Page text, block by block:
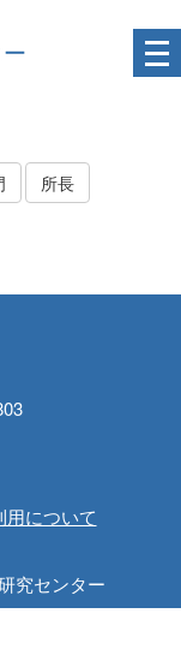
所長
について
究センター